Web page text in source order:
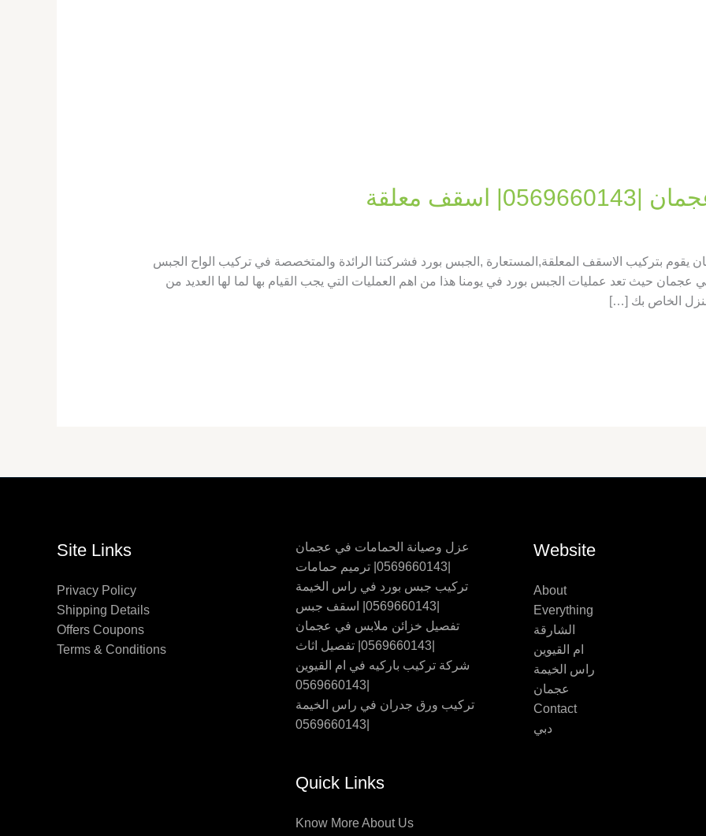
معلقة
يقوم بتركيب الاسقف المعلقة,المستعارة ,الجبس بورد فشركتنا الرائدة والمتخصصة في تركيب الواح الجبس
عجمان حيث تعد عمليات الجبس بورد في يومنا هذا من اهم العمليات التي يجب القيام بها لما لها العديد من
الخاص بك […]
Website
About
Everything
الشارقة
ام القيوين
راس الخيمة
عجمان
Contact
دبي
عزل وصيانة الحمامات في عجمان
|0569660143| ترميم حمامات
تركيب جبس بورد في راس الخيمة
|0569660143| اسقف جبس
تفصيل خزائن ملابس في عجمان
|0569660143| تفصيل اثاث
شركة تركيب باركيه في ام القيوين
|0569660143
تركيب ورق جدران في راس الخيمة
|0569660143
Quick Links
Know More About Us
Site Links
Privacy Policy
Shipping Details
Offers Coupons
Terms & Conditions